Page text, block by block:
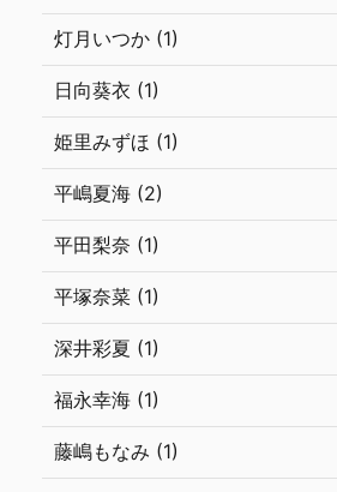
灯月いつか (1)
日向葵衣 (1)
姫里みずほ (1)
平嶋夏海 (2)
平田梨奈 (1)
平塚奈菜 (1)
深井彩夏 (1)
福永幸海 (1)
藤嶋もなみ (1)